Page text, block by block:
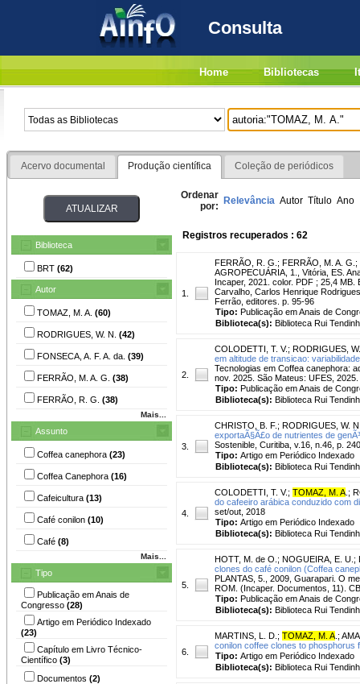
Consulta
Home Bibliotecas
Acervo documental Produção científica Coleção de periódicos
Biblioteca
BRT (62)
Autor
TOMAZ, M. A. (60)
RODRIGUES, W. N. (42)
FONSECA, A. F. A. da. (39)
FERRÃO, M. A. G. (38)
FERRÃO, R. G. (38)
Mais...
Assunto
Coffea canephora (23)
Coffea Canephora (16)
Cafeicultura (13)
Café conilon (10)
Café (8)
Mais...
Tipo
Publicação em Anais de
Congresso (28)
Artigo em Periódico Indexado
(23)
Capítulo em Livro Técnico-
Científico (3)
Documentos (2)
Ordenar
por: Relevância Autor Título Ano
Registros recuperados : 62
1.
FERRÃO, R. G. ; FERRÃO, M. A. G. ;
AGROPECUÁRIA, 1., Vitória, ES.
Incaper, 2021. color. PDF ; 25,4
Carvalho, Carlos Henrique
Ferrão, editores. p. 95-96
Tipo: Publicação em Anais de
Biblioteca(s): Biblioteca Rui
2.
COLODETTI, T. V.; RODRIGUES,
em altitude de transicao:
Tecnologias em Coffea canephora:
nov. 2025. São Mateus: UFES, 2025.
Tipo: Publicação em Anais de
Biblioteca(s): Biblioteca Rui
3.
CHRISTO, B. F. ; RODRIGUES, W.
exportaÃ§Ã£o de nutrientes de
Sostenible, Curitiba, v.16, n.46, p.
Tipo: Artigo em Periódico Indexado
Biblioteca(s): Biblioteca Rui
4.
COLODETTI, T. V.; TOMAZ, M. A ;
do cafeeiro arábica conduzido com
set/out, 2018
Tipo: Artigo em Periódico Indexado
Biblioteca(s): Biblioteca Rui
5.
HOTT, M. de O. ; NOGUEIRA, E. U. ;
clones do café conilon (Coffea
PLANTAS, 5., 2009, Guarapari. O
ROM. (Incaper. Documentos, 11).
Tipo: Publicação em Anais de
Biblioteca(s): Biblioteca Rui
6.
MARTINS, L. D. ; TOMAZ, M. A ;
conilon coffee clones to phosphorus
Tipo: Artigo em Periódico Indexado
Biblioteca(s): Biblioteca Rui